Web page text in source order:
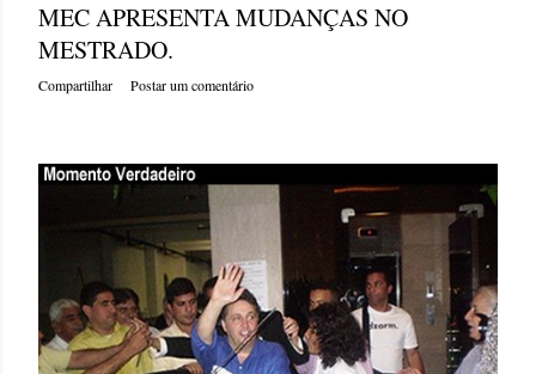
MEC APRESENTA MUDANÇAS NO
MESTRADO.
Compartilhar Postar um comentário